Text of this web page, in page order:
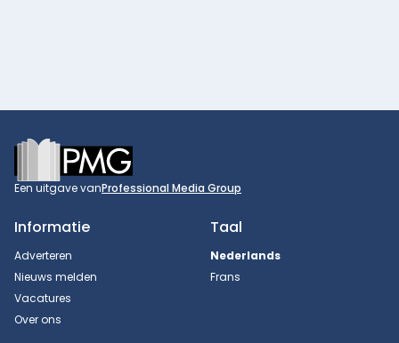
Footer
Een uitgave vanProfessional Media Group
Informatie
Adverteren
Nieuws melden
Vacatures
Over ons
Taal
Nederlands
Frans